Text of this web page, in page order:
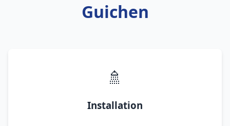
Guichen
🚿
Installation